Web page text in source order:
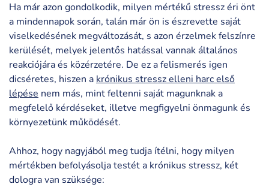
Ha már azon gondolkodik, milyen mértékű stressz éri önt
a mindennapok során, talán már ön is észrevette saját
viselkedésének megváltozását, s azon érzelmek felszínre
kerülését, melyek jelentős hatással vannak általános
reakciójára és közérzetére. De ez a felismerés igen
dicséretes, hiszen a krónikus stressz elleni harc első
lépése nem más, mint feltenni saját magunknak a
megfelelő kérdéseket, illetve megfigyelni önmagunk és
környezetünk működését.
Ahhoz, hogy nagyjából meg tudja ítélni, hogy milyen
mértékben befolyásolja testét a krónikus stressz, két
dologra van szüksége: